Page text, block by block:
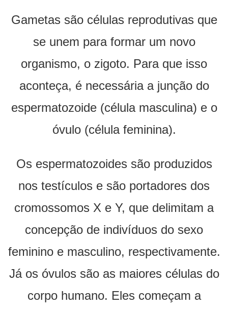
Gametas são células reprodutivas que
se unem para formar um novo
organismo, o zigoto. Para que isso
aconteça, é necessária a junção do
espermatozoide (célula masculina) e o
óvulo (célula feminina).
Os espermatozoides são produzidos
nos testículos e são portadores dos
cromossomos X e Y, que delimitam a
concepção de indivíduos do sexo
feminino e masculino, respectivamente.
Já os óvulos são as maiores células do
corpo humano. Eles começam a